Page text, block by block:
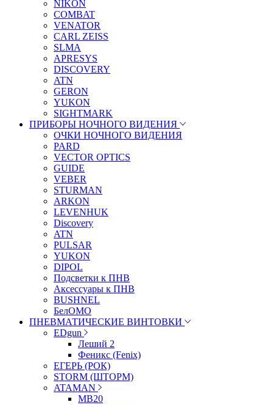
NIKON
COMBAT
VENATOR
CARL ZEISS
SLMA
APRESYS
DISCOVERY
ATN
GERON
YUKON
SIGHTMARK
ПРИБОРЫ НОЧНОГО ВИДЕНИЯ
ОЧКИ НОЧНОГО ВИДЕНИЯ
PARD
VECTOR OPTICS
GUIDE
VEBER
STURMAN
ARKON
LEVENHUK
Discovery
ATN
PULSAR
YUKON
DIPOL
Подсветки к ПНВ
Аксессуары к ПНВ
BUSHNEL
БелОМО
ПНЕВМАТИЧЕСКИЕ ВИНТОВКИ
EDgun
Леший 2
Феникс (Fenix)
ЕГЕРЬ (РОК)
STORM (ШТОРМ)
ATAMAN
МВ20